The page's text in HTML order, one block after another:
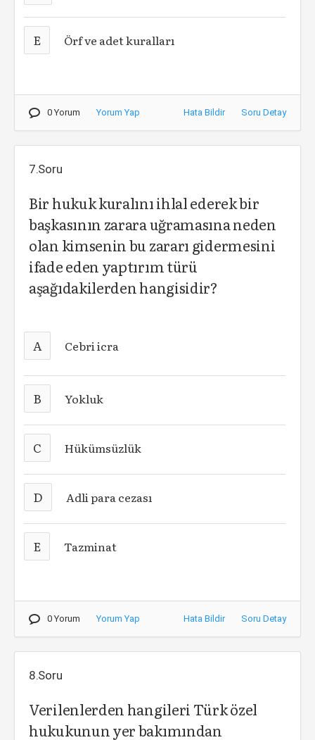
E Örf ve adet kuralları
0 Yorum Yorum Yap Hata Bildir Soru Detay
7.Soru
Bir hukuk kuralını ihlal ederek bir
başkasının zarara uğramasına neden
olan kimsenin bu zararı gidermesini
ifade eden yaptırım türü
aşağıdakilerden hangisidir?
A Cebri icra
B Yokluk
C Hükümsüzlük
D Adli para cezası
E Tazminat
0 Yorum Yorum Yap Hata Bildir Soru Detay
8.Soru
Verilenlerden hangileri Türk özel
hukukunun yer bakımından